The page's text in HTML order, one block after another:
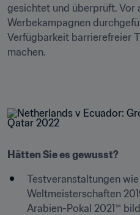
gesichtet und überprüft. Vor
Werbekampagnen
Verfügbarkeit barrierefreier
machen.
Hätten Sie es gewusst?
Testveranstaltungen wie
Weltmeisterschaften
Arabien-Pokal 2021™